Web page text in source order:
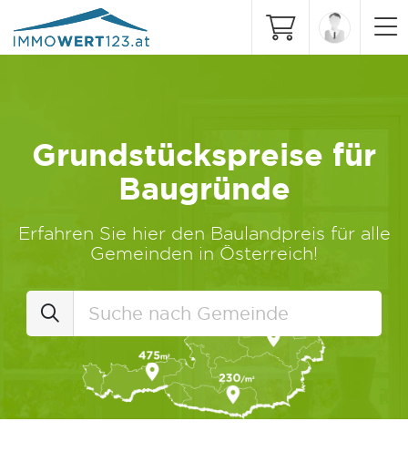
Grundstückspreise für
Baugründe
Erfahren Sie hier den Baulandpreis für alle
Gemeinden in Österreich!